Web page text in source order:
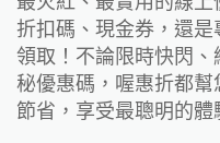
折扣碼、現金券，還
領取！不論限時快閃
秘優惠碼，喔惠折都
節省，享受最聰明的體